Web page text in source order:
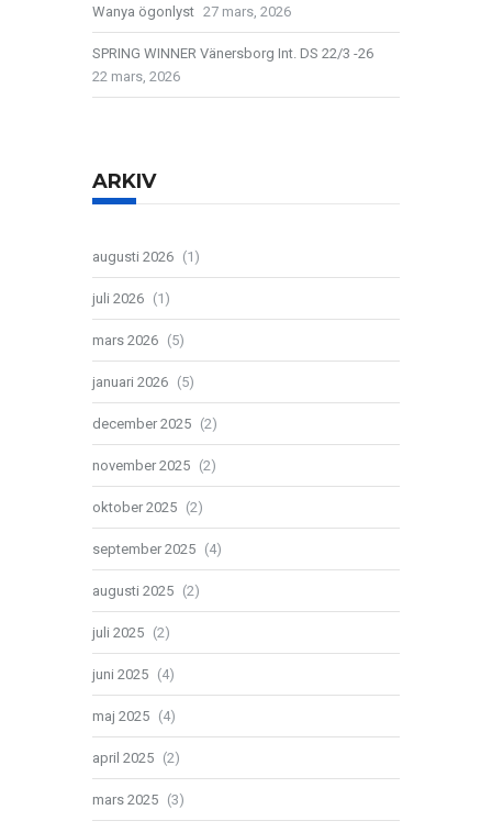
Wanya ögonlyst 27 mars, 2026
SPRING WINNER Vänersborg Int. DS 22/3 -26
22 mars, 2026
ARKIV
augusti 2026 (1)
juli 2026 (1)
mars 2026 (5)
januari 2026 (5)
december 2025 (2)
november 2025 (2)
oktober 2025 (2)
september 2025 (4)
augusti 2025 (2)
juli 2025 (2)
juni 2025 (4)
maj 2025 (4)
april 2025 (2)
mars 2025 (3)